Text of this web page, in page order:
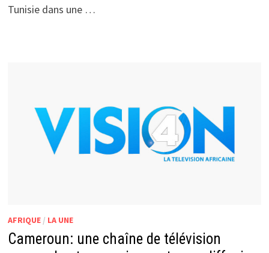
Tunisie dans une …
AFRIQUE/ LA UNE
Cameroun: une chaîne de télévision